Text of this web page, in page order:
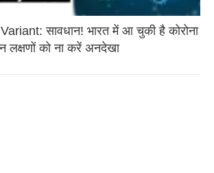
सावधान! भारत में आ चुकी है कोरोना
लक्षणों को ना करें अनदेखा